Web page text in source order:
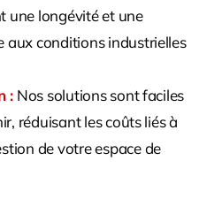
une longévité et une
aux conditions industrielles
: Nos solutions sont faciles
réduisant les coûts liés à
de votre espace de